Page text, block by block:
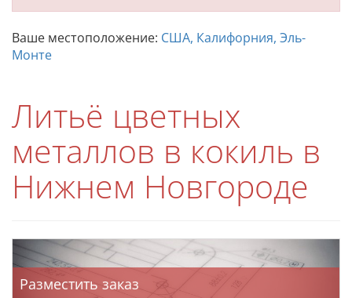
Ваше местоположение: США, Калифорния, Эль-
Монте
Литьё цветных
металлов в кокиль в
Нижнем Новгороде
Разместить заказ